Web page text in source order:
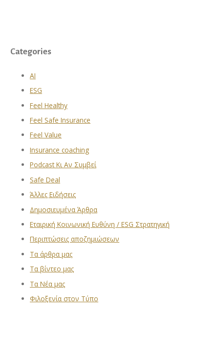
Categories
AI
ESG
Feel Healthy
Feel Safe Insurance
Feel Value
Insurance coaching
Podcast Κι Αν Συμβεί
Safe Deal
Άλλες Ειδήσεις
Δημοσιευμένα Άρθρα
Εταιρική Κοινωνική Ευθύνη / ESG Στρατηγική
Περιπτώσεις αποζημιώσεων
Τα άρθρα μας
Τα βίντεο μας
Τα Νέα μας
Φιλοξενία στον Τύπο